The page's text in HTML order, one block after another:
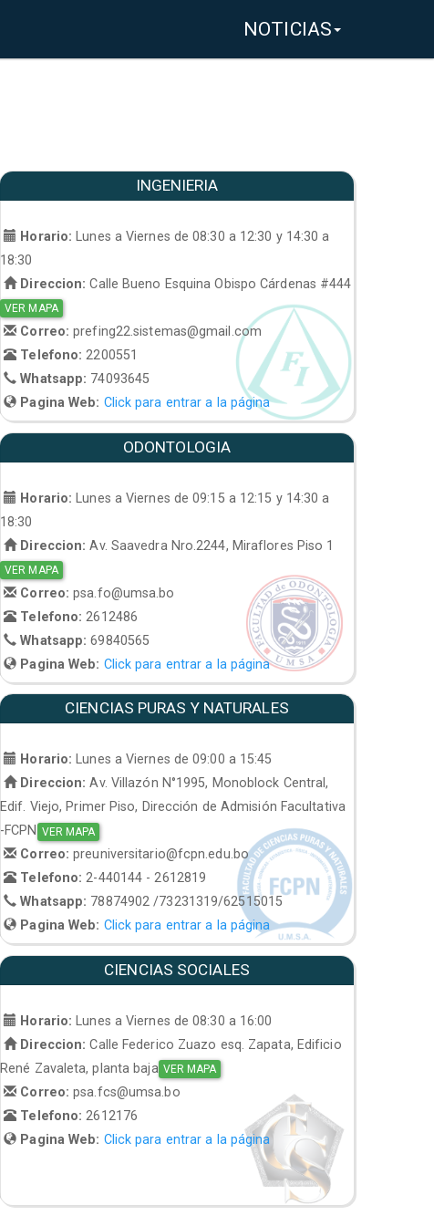
NOTICIAS
INGENIERIA
Horario:
Lunes a Viernes de 08:30 a 12:30 y 14:30 a
18:30
Direccion: Calle Bueno Esquina Obispo Cárdenas #444
VER MAPA
Correo:prefing22.sistemas@gmail.com
Telefono: 2200551
Whatsapp: 74093645
Pagina Web: Click para entrar a la página
ODONTOLOGIA
Horario:
Lunes a Viernes de 09:15 a 12:15 y 14:30 a
18:30
Direccion: Av. Saavedra Nro.2244, Miraflores Piso 1
VER MAPA
Correo:psa.fo@umsa.bo
Telefono: 2612486
Whatsapp:69840565
Pagina Web: Click para entrar a la página
CIENCIAS PURAS Y NATURALES
Horario: Lunes a Viernes de 09:00 a 15:45
Direccion: Av. Villazón N°1995, Monoblock Central,
Edif. Viejo, Primer Piso, Dirección de Admisión Facultativa
-FCPN VER MAPA
Correo:preuniversitario@fcpn.edu.bo
Telefono:2-440144 - 2612819
Whatsapp: 78874902 /73231319/62515015
Pagina Web: Click para entrar a la página
CIENCIAS SOCIALES
Horario:
Lunes a Viernes de 08:30 a 16:00
Direccion: Calle Federico Zuazo esq. Zapata, Edificio
René Zavaleta, planta baja VER MAPA
Correo:psa.fcs@umsa.bo
Telefono: 2612176
Pagina Web: Click para entrar a la página